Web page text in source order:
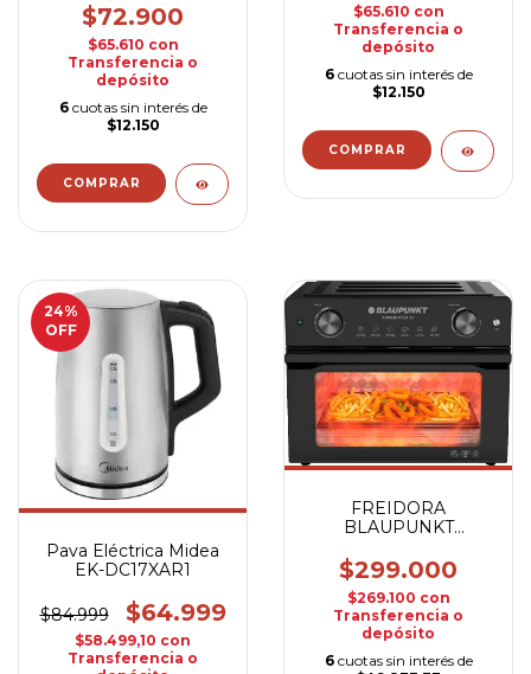
$72.900
$65.610 con
Transferencia o
depósito
6 cuotas sin interés de
$12.150
$65.610 con
Transferencia o
depósito
6 cuotas sin interés de
$12.150
24%
OFF
Pava Eléctrica Midea
EK-DC17XAR1
$84.999 $64.999
$58.499,10 con
Transferencia o
FREIDORA
BLAUPUNKT
S/ACEITE
$299.000
$269.100 con
Transferencia o
depósito
6 cuotas sin interés de